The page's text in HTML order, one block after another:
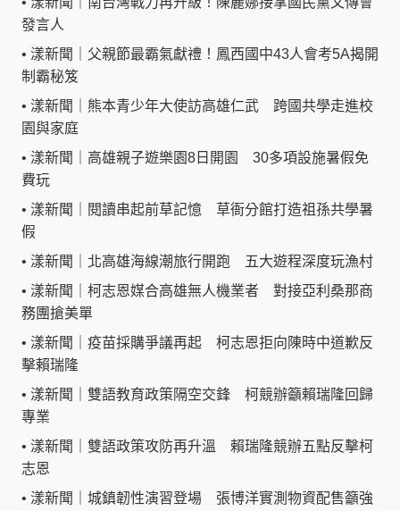
發言人
• 漾新聞｜父親節最霸氣獻禮！鳳西國中43人會考5A揭開
制霸秘笈
• 漾新聞｜熊本青少年大使訪高雄仁武 跨國共學走進校
園與家庭
• 漾新聞｜高雄親子遊樂園8日開園 30多項設施暑假免
費玩
• 漾新聞｜閱讀串起前草記憶 草衙分館打造祖孫共學暑
假
• 漾新聞｜北高雄海線潮旅行開跑 五大遊程深度玩漁村
• 漾新聞｜柯志恩媒合高雄無人機業者 對接亞利桑那商
務團搶美單
• 漾新聞｜疫苗採購爭議再起 柯志恩拒向陳時中道歉反
擊賴瑞隆
• 漾新聞｜雙語教育政策隔空交鋒 柯競辦籲賴瑞隆回歸
專業
• 漾新聞｜雙語政策攻防再升溫 賴瑞隆競辦五點反擊柯
志恩
• 漾新聞｜城鎮韌性演習登場 張博洋實測物資配售籲強